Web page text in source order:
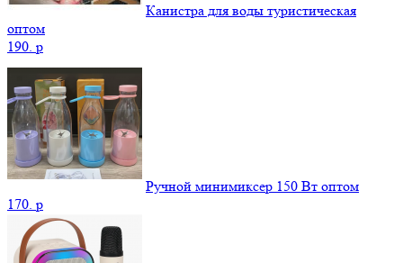
Канистра для воды туристическая
оптом
190. p
Ручной минимиксер 150 Вт оптом
170. p